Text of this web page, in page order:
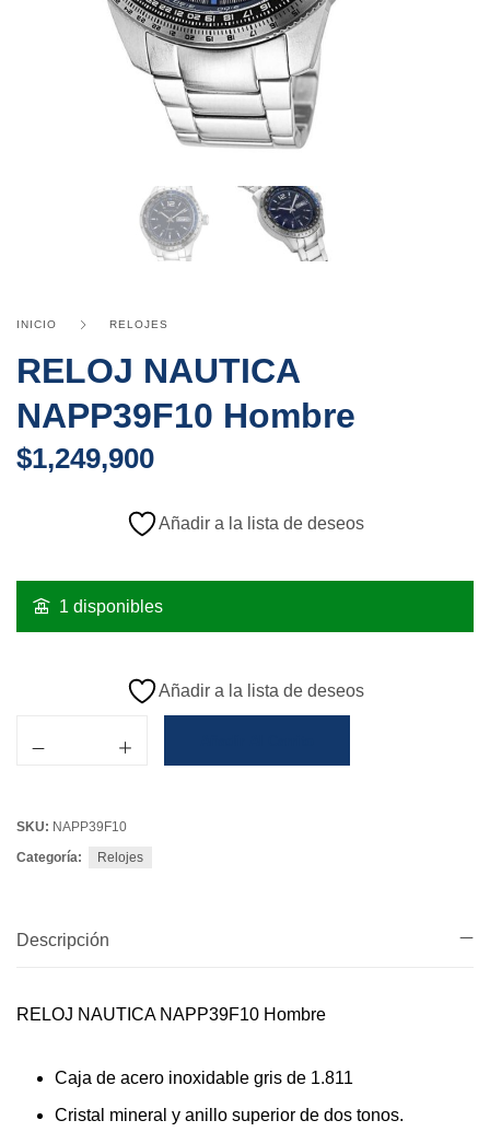
INICIO RELOJES
RELOJ NAUTICA
NAPP39F10 Hombre
$1,249,900
1 disponibles
Añadir a la lista de deseos
Añadir a la lista de deseos
SKU: NAPP39F10
Categoría:
Relojes
Descripción
RELOJ NAUTICA NAPP39F10 Hombre
Caja de acero inoxidable gris de 1.811
Cristal mineral y anillo superior de dos tonos.